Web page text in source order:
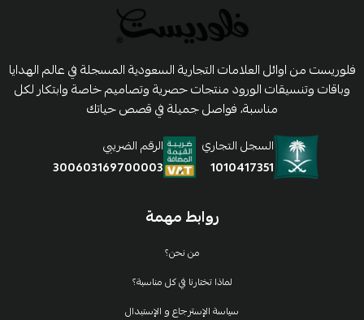
روابط مهمة
من نحن؟
لماذا تختارنا في كل مناسبة؟
سياسة الإسترجاع و الإستبدال
فلوريست من اوائل العلامات التجارية السعودية المسجلة في عالم الهدايا
وباقات وتنسيقات الورود منتجات حصرية وتصاميم خاصة وابتكار لكل
مناسبة، فواصل جميلة في قصص حياتك
السجل التجاري
1010417351
الرقم الضريبي
300603169700003